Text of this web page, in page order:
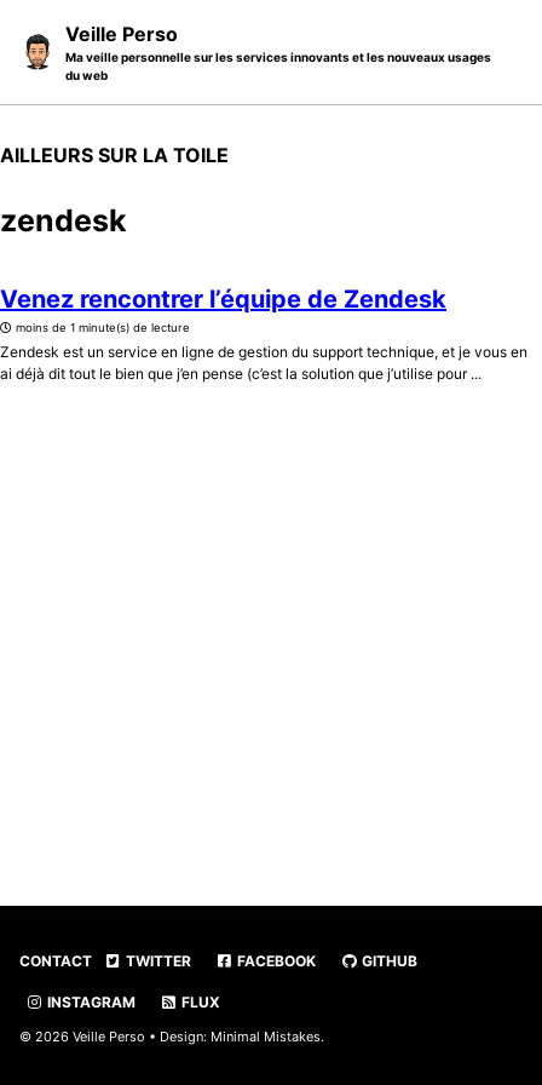
Veille Perso
Ma veille personnelle sur les services innovants et les nouveaux usages
du web
AILLEURS SUR LA TOILE
zendesk
Venez rencontrer l’équipe de Zendesk
moins de 1 minute(s) de lecture
Zendesk est un service en ligne de gestion du support technique, et je vous en
ai déjà dit tout le bien que j’en pense (c’est la solution que j’utilise pour ...
CONTACT TWITTER FACEBOOK GITHUB
INSTAGRAM FLUX
© 2026 Veille Perso • Design: Minimal Mistakes.